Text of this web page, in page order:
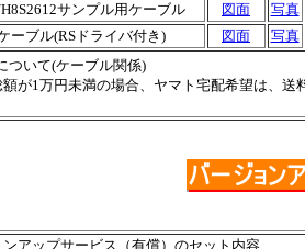
サンプル用ケーブル 図面
写真
ーブル(RSドライバ付き)
図面
写真
ついて(ケーブル関係)
が1万円未満の場合、ヤマト宅配希望は、
アップサービス（有償）のセット内容